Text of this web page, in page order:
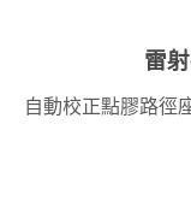
雷
自動校正點膠路徑